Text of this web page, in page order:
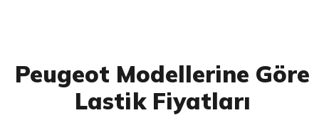
Peugeot Modellerine Göre
Lastik Fiyatları